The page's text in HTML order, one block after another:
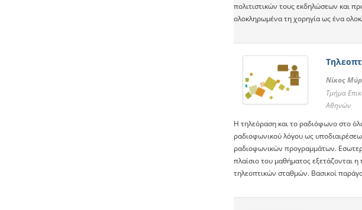
πολιτιστικών τους εκδηλώσεων και
ολοκληρωμένα τη χορηγία ως ένα
Νίκος
Τμήμα
Αθηνών
H τηλεόραση και το ραδιόφωνο στο
ραδιοφωνικού λόγου ως
ραδιοφωνικών προγραμμάτων.
πλαίσιο του μαθήματος εξετάζονται
τηλεοπτικών σταθμών. Βασικοί